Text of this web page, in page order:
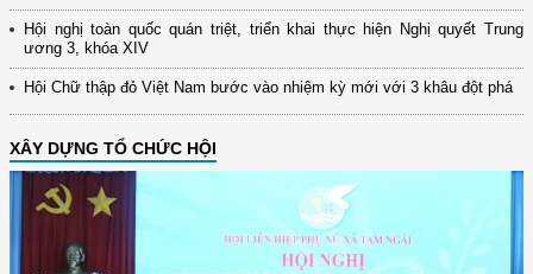
Hội nghị toàn quốc quán triệt, triển khai thực hiện Nghị quyết Trung
ương 3, khóa XIV
Hội Chữ thập đỏ Việt Nam bước vào nhiệm kỳ mới với 3 khâu đột phá
XÂY DỰNG TỔ CHỨC HỘI